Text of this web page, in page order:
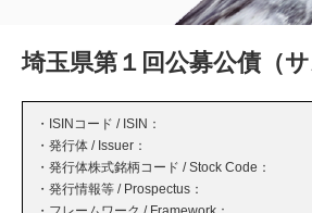
埼玉県第１回公募公債（
・ISINコード / ISIN：
・発行体 / Issuer：
・発行体株式銘柄コード / Stock Code：
・発行情報等 / Prospectus：